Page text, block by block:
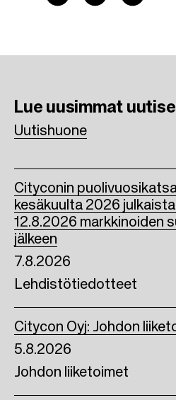
o
o
e
r
d
Lue uusimmat
Uutishuone
7.8.2026
Lehdistötiedotteet
Cityconin
kesäkuulta 2026
12.8.2026 markkinoiden
jälkeen
5.8.2026
Johdon liiketoimet
Citycon Oyj: Johdon